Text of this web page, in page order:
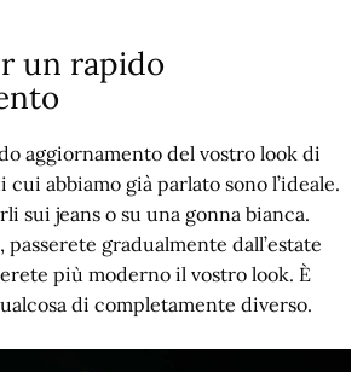
un rapido
aggiornamento del vostro look di
abbiamo già parlato sono l’ideale.
sui jeans o su una gonna bianca.
gradualmente dall’estate
più moderno il vostro look. È
di completamente diverso.